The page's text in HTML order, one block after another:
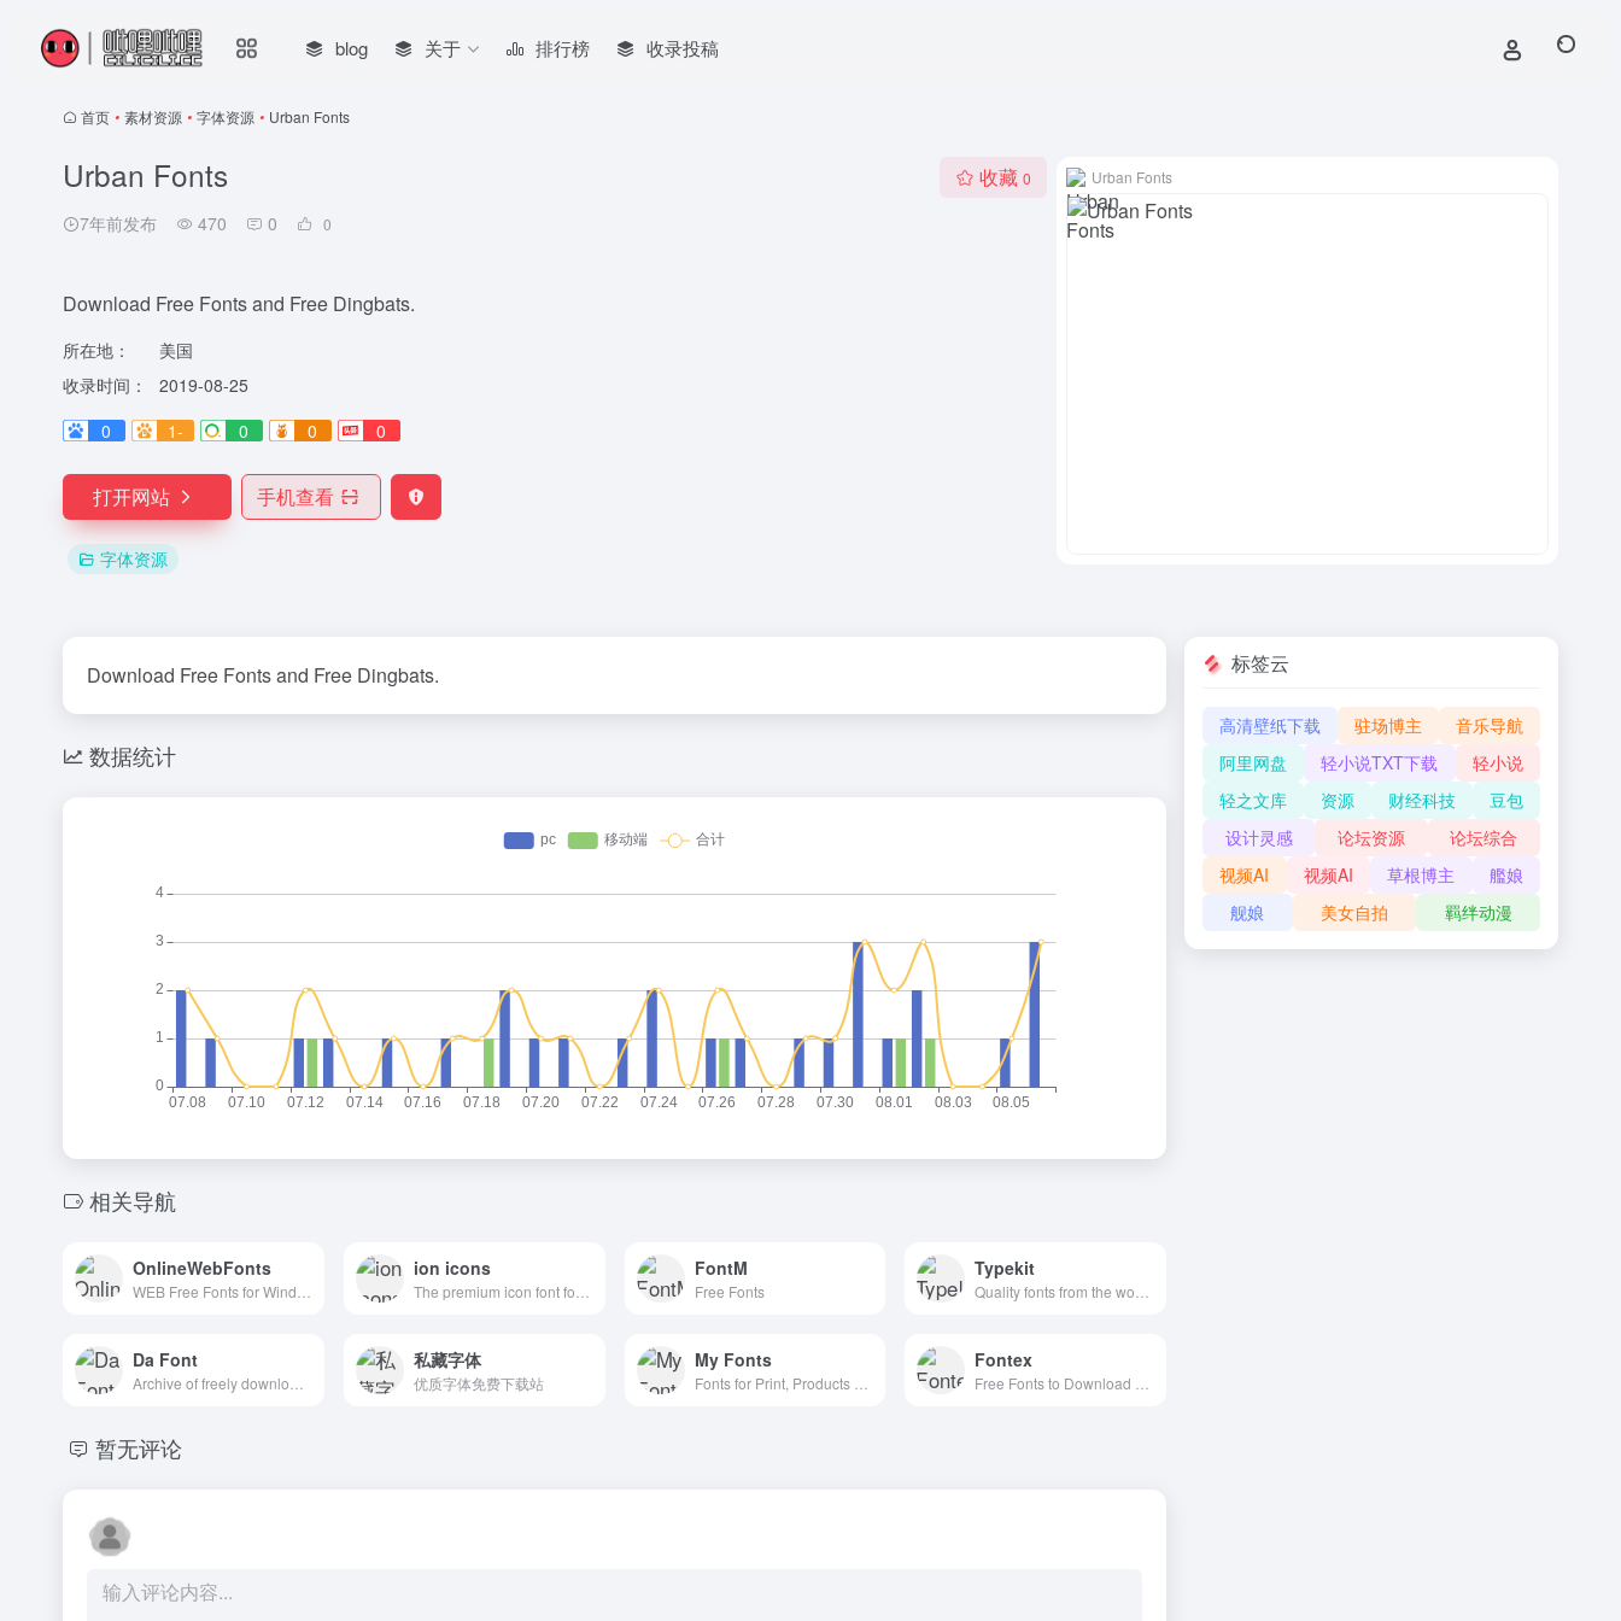
blog 关于 排行榜 收录投稿
首页 • 素材资源 • 字体资源 • Urban Fonts
Urban Fonts
7年前发布 470 0 0
收藏 0
Download Free Fonts and Free Dingbats.
所在地：
美国
收录时间：
2019-08-25
0
1- 0 0 0
打开网站 手机查看
字体资源
Urban Fonts
Download Free Fonts and Free Dingbats.
数据统计
相关导航
OnlineWebFonts ion icons FontM
Free Fonts
Typekit
Da Font 私藏字体
优质字体免费下载站
My Fonts Fontex
暂无评论
标签云
高清壁纸下载 驻场博主
音乐导航
阿里网盘
轻小说TXT下载
轻小说
轻之文库
资源 财经科技
豆包
设计灵感
论坛资源
论坛综合
视频AI
视频AI 草根博主
艦娘
舰娘
美女自拍 羁绊动漫